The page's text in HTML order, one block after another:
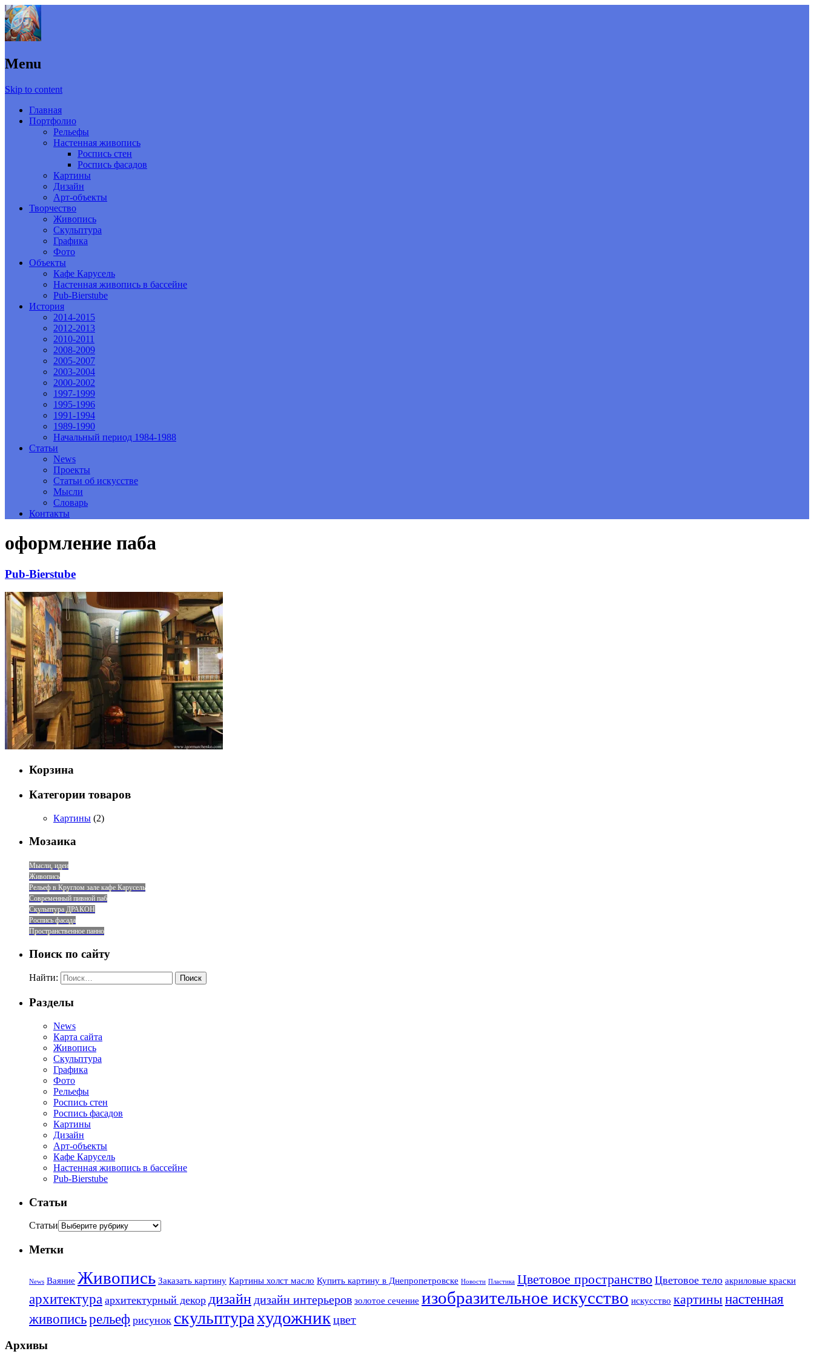
Menu
Skip to content
Главная
Портфолио
Рельефы
Настенная живопись
Роспись стен
Роспись фасадов
Картины
Дизайн
Арт-объекты
Творчество
Живопись
Скульптура
Графика
Фото
Объекты
Кафе Карусель
Настенная живопись в бассейне
Pub-Bierstube
История
2014-2015
2012-2013
2010-2011
2008-2009
2005-2007
2003-2004
2000-2002
1997-1999
1995-1996
1991-1994
1989-1990
Начальный период 1984-1988
Статьи
News
Проекты
Статьи об искусстве
Мысли
Словарь
Контакты
оформление паба
Pub-Bierstube
Корзина
Категории товаров
Картины (2)
Мозаика
Мысли, идеи
Живопись
Рельеф в Круглом зале кафе Карусель
Современный пивной паб
Скульптура ДРАКОН
Роспись фасада
Пространственное панно
Поиск по сайту
Найти:
Разделы
News
Карта сайта
Живопись
Скульптура
Графика
Фото
Рельефы
Роспись стен
Роспись фасадов
Картины
Дизайн
Арт-объекты
Кафе Карусель
Настенная живопись в бассейне
Pub-Bierstube
Статьи
Статьи
Метки
News Ваяние Живопись Заказать картину Картины холст масло Купить картину в Днепропетровске Новости Пластика Цветовое пространство Цветовое тело акриловые краски
архитектура архитектурный декор дизайн дизайн интерьеров золотое сечение изобразительное искусство искусство картинынастенная
живописьрельеф рисунок скульптурахудожникцвет
Архивы